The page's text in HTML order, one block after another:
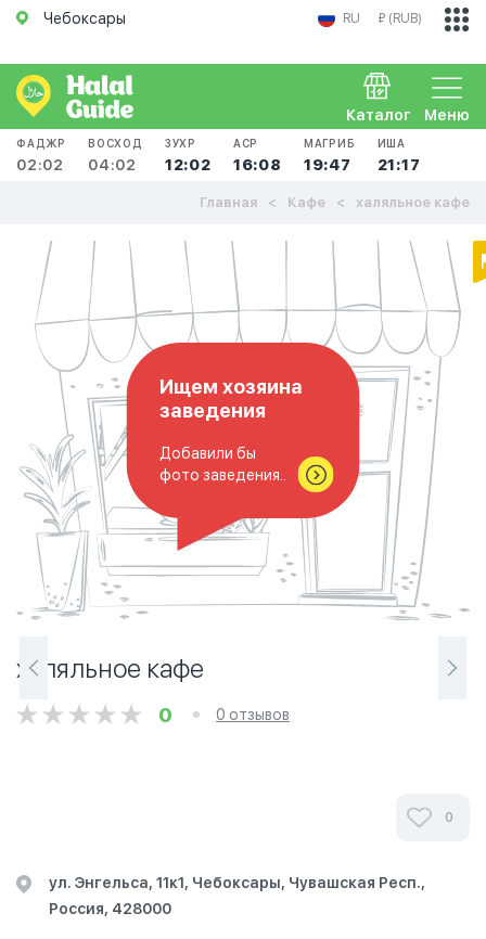
Чебоксары RU ₽ (RUB)
Меню
Каталог
ФАДЖР
02:02
ВОСХОД
04:02
ЗУХР
12:02
АСР
16:08
МАГРИБ
19:47
ИША
21:17
Главная Кафе халяльное кафе
Ищем хозяина
заведения
Добавили бы
фото заведения..
халяльное кафе
0 0 отзывов
0
ул. Энгельса, 11к1, Чебоксары, Чувашская Респ.,
Россия, 428000